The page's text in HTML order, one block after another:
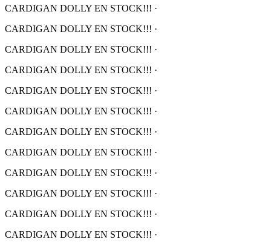
CARDIGAN DOLLY EN STOCK!!! ·
CARDIGAN DOLLY EN STOCK!!! ·
CARDIGAN DOLLY EN STOCK!!! ·
CARDIGAN DOLLY EN STOCK!!! ·
CARDIGAN DOLLY EN STOCK!!! ·
CARDIGAN DOLLY EN STOCK!!! ·
CARDIGAN DOLLY EN STOCK!!! ·
CARDIGAN DOLLY EN STOCK!!! ·
CARDIGAN DOLLY EN STOCK!!! ·
CARDIGAN DOLLY EN STOCK!!! ·
CARDIGAN DOLLY EN STOCK!!! ·
CARDIGAN DOLLY EN STOCK!!! ·